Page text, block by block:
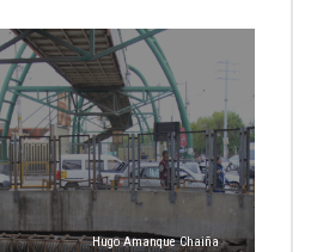
Hugo Amanque Chaiña